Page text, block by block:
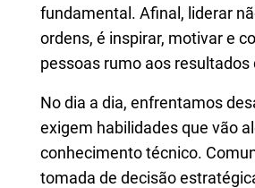
fundamental. Afinal, liderar
ordens, é inspirar, motivar e
pessoas rumo aos resultados
No dia a dia, enfrentamos
exigem habilidades que vão
conhecimento técnico.
tomada de decisão